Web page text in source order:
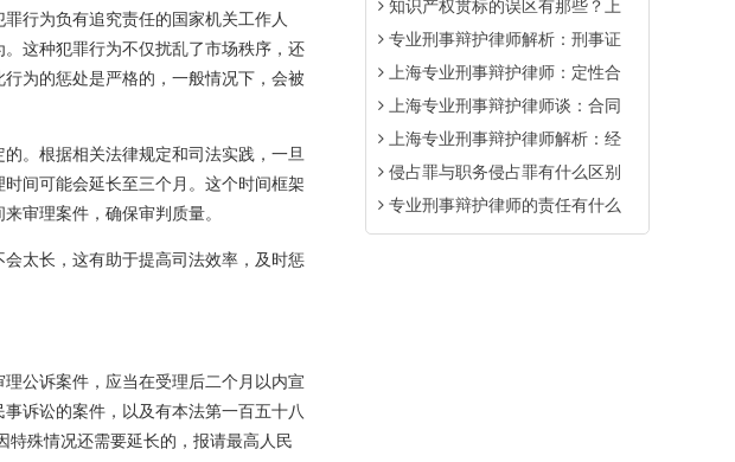
行为负有追究责任的国家机关工作人
这种犯罪行为不仅扰乱了市场秩序，还
为的惩处是严格的，一般情况下，会被
。根据相关法律规定和司法实践，一旦
间可能会延长至三个月。这个时间框架
审理案件，确保审判质量。
太长，这有助于提高司法效率，及时惩
公诉案件，应当在受理后二个月以内宣
诉讼的案件，以及有本法第一百五十八
特殊情况还需要延长的，报请最高人民
知识产权贯标的误区有那些？上
专业刑事辩护律师解析：刑事证
上海专业刑事辩护律师：定性合
上海专业刑事辩护律师谈：合同
上海专业刑事辩护律师解析：经
侵占罪与职务侵占罪有什么区别
专业刑事辩护律师的责任有什么